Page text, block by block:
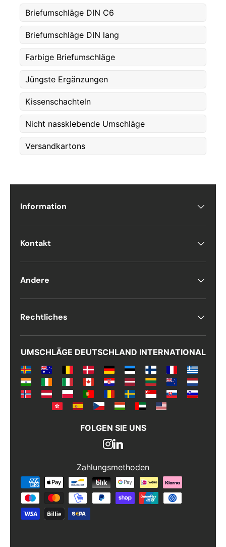
Briefumschläge DIN C6
Briefumschläge DIN lang
Farbige Briefumschläge
Jüngste Ergänzungen
Kissenschachteln
Nicht nassklebende Umschläge
Versandkartons
Information
Kontakt
Andere
Rechtliches
UMSCHLÄGE DEUTSCHLAND INTERNATIONAL
FOLGEN SIE UNS
Zahlungsmethoden
Zahlungsmethoden